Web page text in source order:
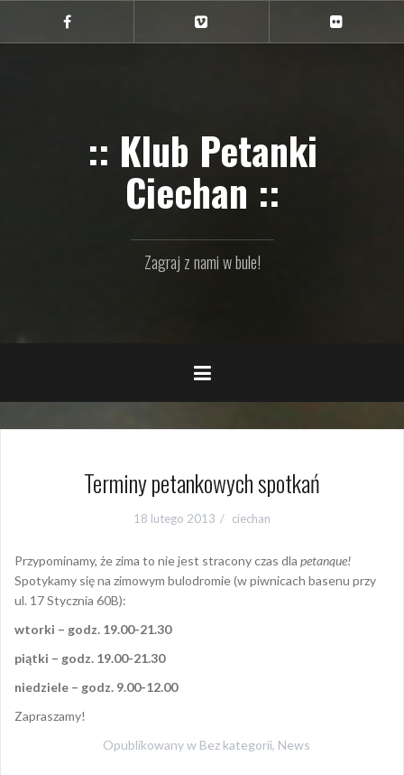
treści
Ciechan
na
na
na
:: Klub Petanki
Ciechan ::
Zagraj z nami w bule!
Terminy petankowych spotkań
18 lutego 2013 ciechan
Przypominamy, że zima to nie jest stracony czas dla petanque!
Spotykamy się na zimowym bulodromie (w piwnicach basenu przy
ul. 17 Stycznia 60B):
wtorki – godz. 19.00-21.30
piątki – godz. 19.00-21.30
niedziele – godz. 9.00-12.00
Zapraszamy!
Opublikowany w Bez kategorii, News